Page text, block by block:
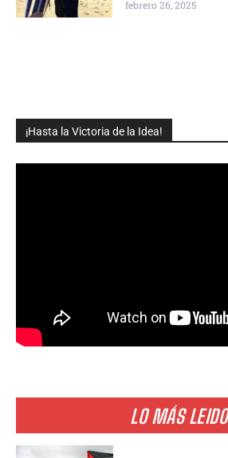
¡Hasta la Victoria de la Idea!
LO MÁS LEIDO
febrero 26, 2025